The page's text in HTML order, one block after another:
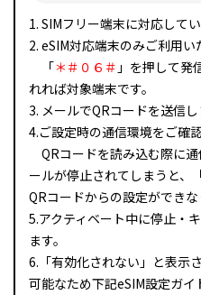
1. SIMフリー端末に対応してい
2. eSIM対応端末のみご利用い
「＊＃０６＃ 」を押して発
れれば対象端末です。
3. メールでQRコードを送信し
4.ご設定時の通信環境をご確
QRコードを読み込む際に
ールが停止されてしまうと、
QRコードからの設定ができな
5.アクティベート中に停止・
ます。
6.「有効化されない」と表示
可能なため下記eSIM設定ガ